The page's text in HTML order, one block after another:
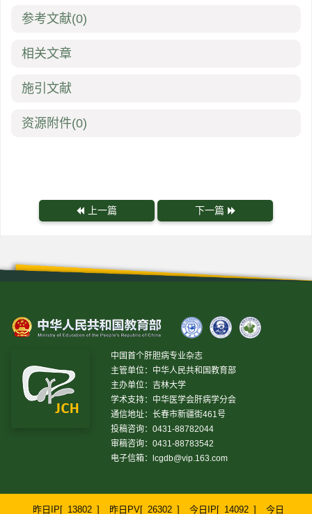
参考文献(0)
相关文章
施引文献
资源附件(0)
上一篇 下一篇
中国首个肝胆病专业杂志
主管单位：中华人民共和国教育部
主办单位：吉林大学
学术支持：中华医学会肝病学分会
通信地址：长春市新疆街461号
投稿咨询：0431-88782044
审稿咨询：0431-88783542
电子信箱：
lcgdb@vip.163.com
昨日IP[ 13802 ] 昨日PV[ 26302 ] 今日IP[ 14092 ] 今日